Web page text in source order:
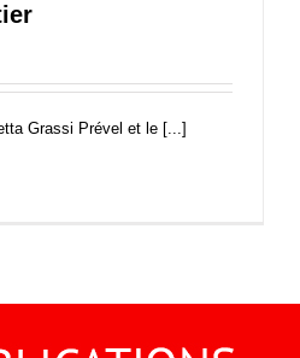
Grassi Prével et le [...]